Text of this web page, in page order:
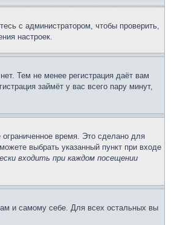
с администратором, чтобы проверить,
настроек.
Тем не менее регистрация даёт вам
займёт у вас всего пару минут,
время. Это сделано для
выбрать указанный пункт при входе
входить при каждом посещении
и самому себе. Для всех остальных вы